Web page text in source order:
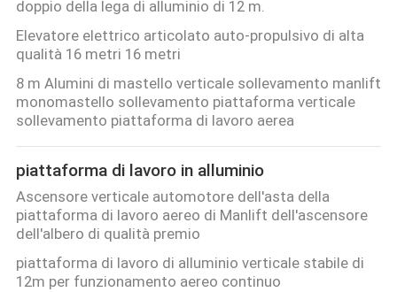
GIRO
DELLA
FABBRICA
CONTROLLO
DI
QUALITÀ
CONTATTICI
doppio della lega di alluminio di 12 m.
Elevatore elettrico articolato auto-propulsivo di alta
qualità 16 metri 16 metri
8 m Alumini di mastello verticale sollevamento manlift
monomastello sollevamento piattaforma verticale
sollevamento piattaforma di lavoro aerea
piattaforma di lavoro in alluminio
Ascensore verticale automotore dell'asta della
piattaforma di lavoro aereo di Manlift dell'ascensore
dell'albero di qualità premio
piattaforma di lavoro di alluminio verticale stabile di
12m per funzionamento aereo continuo